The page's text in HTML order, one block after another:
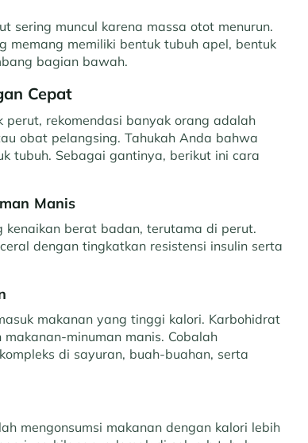
sering muncul karena massa otot menurun.
memang memiliki bentuk tubuh apel, bentuk
bagian bawah.
Cepat
rekomendasi banyak orang adalah
obat pelangsing. Tahukah Anda bahwa
tubuh. Sebagai gantinya, berikut ini cara
Manis
kenaikan berat badan, terutama di perut.
dengan tingkatkan resistensi insulin serta
makanan yang tinggi kalori. Karbohidrat
minuman manis. Cobalah
di sayuran, buah-buahan, serta
mengonsumsi makanan dengan kalori lebih